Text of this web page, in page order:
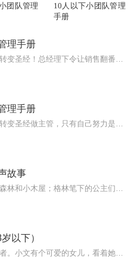
团队管理
10人以下小团队管理
手册
理手册
理手册
故事
以下）